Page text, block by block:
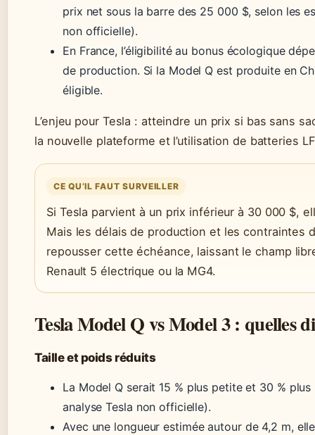
prix net sous la barre des 25 000 $, selon les
non officielle).
En France, l’éligibilité au bonus écologique
de production. Si la Model Q est produite en
éligible.
L’enjeu pour Tesla : atteindre un prix si bas sans
la nouvelle plateforme et l’utilisation de batteries
CE QU’IL FAUT SURVEILLER
Si Tesla parvient à un prix inférieur à 30 000 $,
Mais les délais de production et les contraintes
repousser cette échéance, laissant le champ
Renault 5 électrique ou la MG4.
Tesla Model Q vs Model 3 : quelles
Taille et poids réduits
La Model Q serait 15 % plus petite et 30 %
analyse Tesla non officielle).
Avec une longueur estimée autour de 4,2 m,